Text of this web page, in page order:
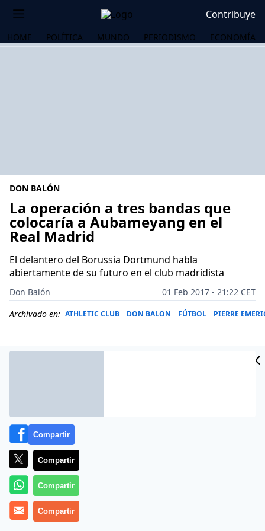
Contribuye
HOME POLÍTICA MUNDO PERIODISMO ECONOMÍA
DON BALÓN
La operación a tres bandas que
colocaría a Aubameyang en el
Real Madrid
El delantero del Borussia Dortmund habla
abiertamente de su futuro en el club madridista
Don Balón
01 Feb 2017 - 21:22 CET
Archivado en: ATHLETIC CLUB DON BALON FÚTBOL PIERRE
Pierre-Emerick Aubameyang le prometió a su abuelo
que jugaría en el Real Madrid y está más que
Compartir
Compartir
Compartir
Compartir